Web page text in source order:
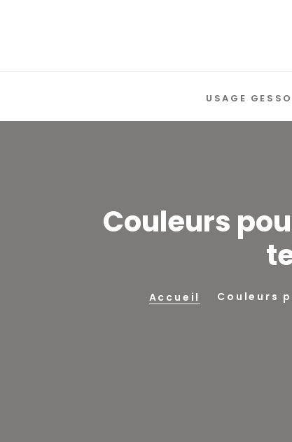
USAGE GESSO
Couleurs
Accueil Couleurs